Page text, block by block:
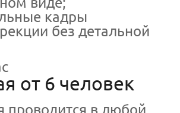
кадры
без детальной
от 6 человек
проводится в любой